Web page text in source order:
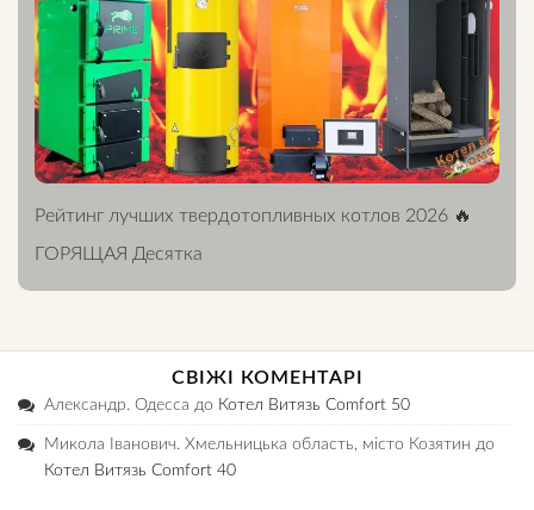
Рейтинг лучших твердотопливных котлов 2026 🔥
ГОРЯЩАЯ Десятка
СВІЖІ КОМЕНТАРІ
Александр. Одесса до Котел Витязь Comfort 50
Микола Іванович. Хмельницька область, місто Козятин до
Котел Витязь Comfort 40